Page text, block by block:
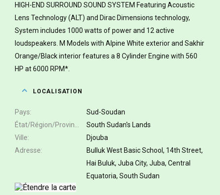
HIGH-END SURROUND SOUND SYSTEM Featuring Acoustic
Lens Technology (ALT) and Dirac Dimensions technology,
System includes 1000 watts of power and 12 active
loudspeakers. M Models with Alpine White exterior and Sakhir
Orange/Black interior features a 8 Cylinder Engine with 560
HP at 6000 RPM*.
LOCALISATION
Pays
Sud-Soudan
South Sudan's Lands
Ville
Djouba
Adresse
Bulluk West Basic School, 14th Street,
Hai Buluk, Juba City, Juba, Central
Equatoria, South Sudan